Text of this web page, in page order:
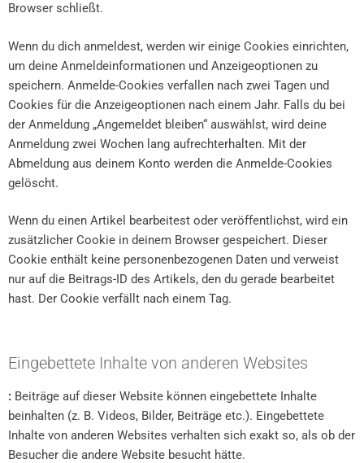
Browser schließt.
Wenn du dich anmeldest, werden wir einige Cookies einrichten,
um deine Anmeldeinformationen und Anzeigeoptionen zu
speichern. Anmelde-Cookies verfallen nach zwei Tagen und
Cookies für die Anzeigeoptionen nach einem Jahr. Falls du bei
der Anmeldung „Angemeldet bleiben“ auswählst, wird deine
Anmeldung zwei Wochen lang aufrechterhalten. Mit der
Abmeldung aus deinem Konto werden die Anmelde-Cookies
gelöscht.
Wenn du einen Artikel bearbeitest oder veröffentlichst, wird ein
zusätzlicher Cookie in deinem Browser gespeichert. Dieser
Cookie enthält keine personenbezogenen Daten und verweist
nur auf die Beitrags-ID des Artikels, den du gerade bearbeitet
hast. Der Cookie verfällt nach einem Tag.
Eingebettete Inhalte von anderen Websites
: Beiträge auf dieser Website können eingebettete Inhalte
beinhalten (z. B. Videos, Bilder, Beiträge etc.). Eingebettete
Inhalte von anderen Websites verhalten sich exakt so, als ob der
Besucher die andere Website besucht hätte.